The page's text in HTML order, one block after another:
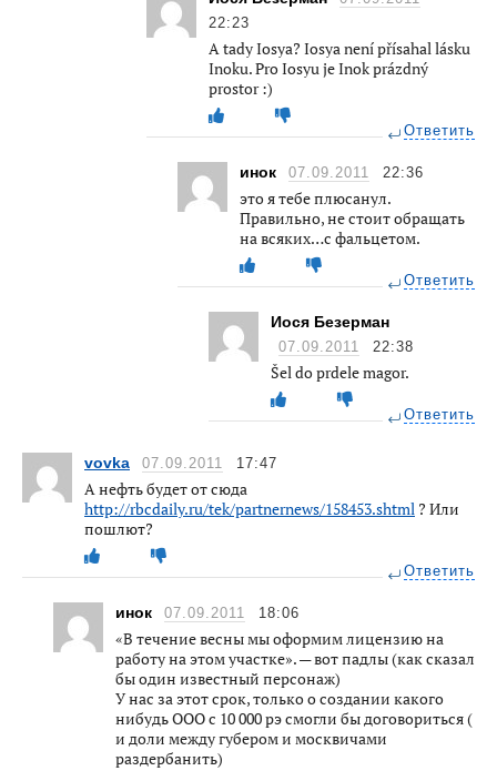
22:23
A tady Iosya? Iosya není přísahal lásku
Inoku. Pro Iosyu je Inok prázdný
prostor :)
Ответить
инок 07.09.2011 22:36
это я тебе плюсанул.
Правильно, не стоит обращать
на всяких…с фальцетом.
Ответить
Иося Безерман
07.09.2011 22:38
Šel do prdele magor.
Ответить
vovka 07.09.2011 17:47
А нефть будет от сюда
http://rbcdaily.ru/tek/partnernews/158453.shtml ? Или
пошлют?
Ответить
инок 07.09.2011 18:06
«В течение весны мы оформим лицензию на
работу на этом участке». — вот падлы (как сказал
бы один известный персонаж)
У нас за этот срок, только о создании какого
нибудь ООО с 10 000 рэ смогли бы договориться (
и доли между губером и москвичами
раздербанить)